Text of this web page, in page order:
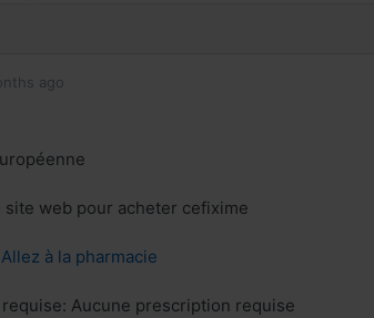
ago
site web pour acheter cefixime
à la pharmacie
Aucune prescription requise